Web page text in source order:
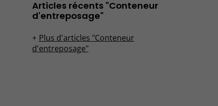
Articles récents "Conteneur
d'entreposage"
Plus d'articles "Conteneur
d'entreposage"